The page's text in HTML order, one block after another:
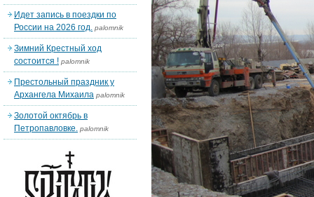
Идет запись в поездки по
России на 2026 год. palomnik
Зимний Крестный ход
состоится ! palomnik
Престольный праздник у
Архангела Михаила palomnik
Золотой октябрь в
Петропавловке. palomnik